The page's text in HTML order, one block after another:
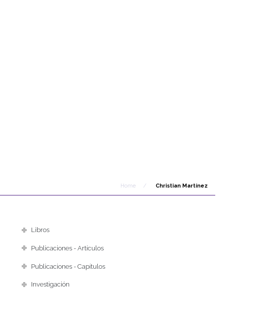
Home / Christian Martínez
Libros
Publicaciones - Artículos
Publicaciones - Capítulos
Investigación